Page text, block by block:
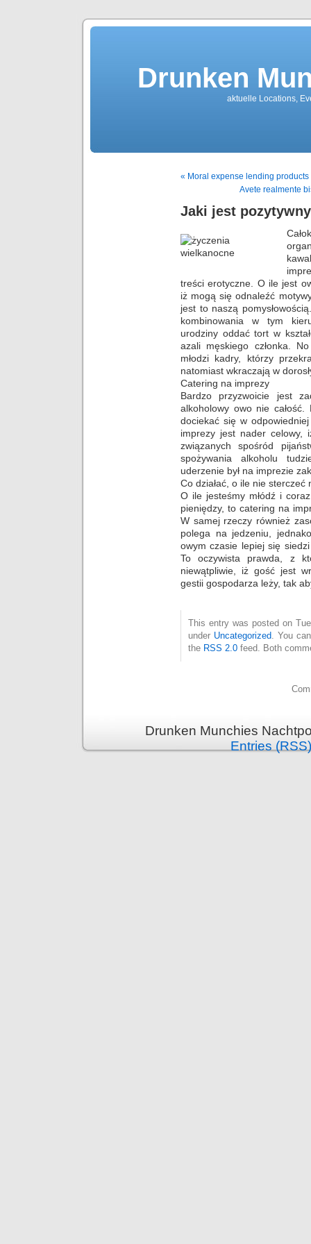
Drunken
aktuelle Locations,
« Moral expense lending
Avete realmente
Jaki jest
treści erotyczne. O ile jest
iż mogą się odnaleźć
jest to naszą
kombinowania w tym
urodziny oddać tort w
azali męskiego członka.
młodzi kadry, którzy
natomiast wkraczają w
Catering na imprezy
Bardzo przyzwoicie jest
alkoholowy owo nie
dociekać się w
imprezy jest nader celowy,
związanych spośród
spożywania alkoholu
uderzenie był na imprezie
Co działać, o ile nie
O ile jesteśmy młódź i
pieniędzy, to catering na
W samej rzeczy również
polega na jedzeniu,
owym czasie lepiej się
To oczywista prawda, z
niewątpliwie, iż gość jest
gestii gospodarza leży, tak
This entry was posted on
under Uncategorized. You
the RSS 2.0 feed. Both
Drunken Munchies
Entries (RSS)